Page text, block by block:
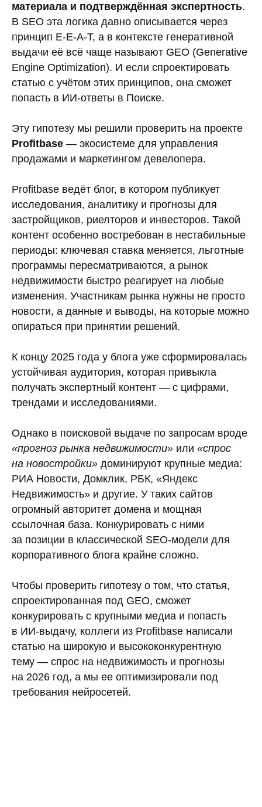
материала и подтверждённая экспертность.
В SEO эта логика давно описывается через
принцип E-E-A-T, а в контексте генеративной
выдачи её всё чаще называют GEO (Generative
Engine Optimization). И если спроектировать
статью с учётом этих принципов, она сможет
попасть в ИИ-ответы в Поиске.
Эту гипотезу мы решили проверить на проекте
Profitbase — экосистеме для управления
продажами и маркетингом девелопера.
Profitbase ведёт блог, в котором публикует
исследования, аналитику и прогнозы для
застройщиков, риелторов и инвесторов. Такой
контент особенно востребован в нестабильные
периоды: ключевая ставка меняется, льготные
программы пересматриваются, а рынок
недвижимости быстро реагирует на любые
изменения. Участникам рынка нужны не просто
новости, а данные и выводы, на которые можно
опираться при принятии решений.
К концу 2025 года у блога уже сформировалась
устойчивая аудитория, которая привыкла
получать экспертный контент — с цифрами,
трендами и исследованиями.
Однако в поисковой выдаче по запросам вроде
«прогноз рынка недвижимости» или «спрос
на новостройки» доминируют крупные медиа:
РИА Новости, Домклик, РБК, «Яндекс
Недвижимость» и другие. У таких сайтов
огромный авторитет домена и мощная
ссылочная база. Конкурировать с ними
за позиции в классической SEO-модели для
корпоративного блога крайне сложно.
Чтобы проверить гипотезу о том, что статья,
спроектированная под GEO, сможет
конкурировать с крупными медиа и попасть
в ИИ-выдачу, коллеги из Profitbase написали
статью на широкую и высококонкурентную
тему — спрос на недвижимость и прогнозы
на 2026 год, а мы ее оптимизировали под
требования нейросетей.
Мы публикуем их в трёх
каналах — Telegram, MAX и email.
Выбирайте, где вам удобнее
Хотите больше кейсов и статей
с аналитикой и разбором
работающих инструментов